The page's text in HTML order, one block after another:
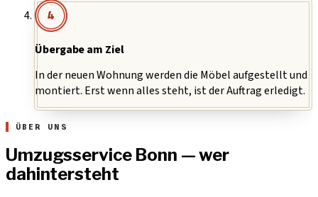
4
Übergabe am Ziel
In der neuen Wohnung werden die Möbel aufgestellt und
montiert. Erst wenn alles steht, ist der Auftrag erledigt.
ÜBER UNS
Umzugsservice Bonn — wer
dahintersteht